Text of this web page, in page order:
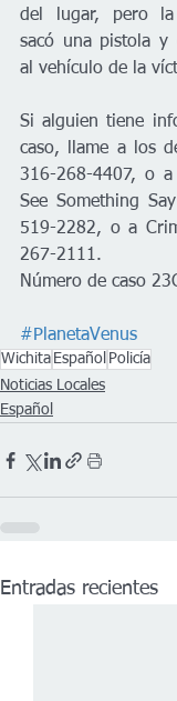
del lugar, pero la
sacó una pistola y
al vehículo de la
Si alguien tiene
caso, llame a los
316-268-4407, o
See Something
519-2282, o a
267-2111.
Número de caso
#PlanetaVenus
Wichita Español Policía
Noticias Locales
Español
Entradas recientes